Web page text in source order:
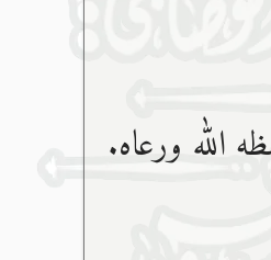
ﷲ ورعاه.